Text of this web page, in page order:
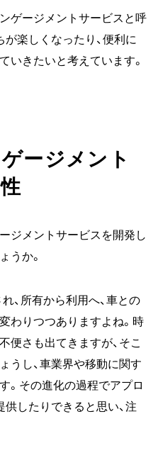
ゲージメントサービスと呼
が楽しくなったり、便利に
いきたいと考えています。
ージメント
ージメントサービスを開発し
うか。
、所有から利用へ、車との
わりつつありますよね。時
便さも出てきますが、そこ
うし、車業界や移動に関す
。その進化の過程でアプロ
供したりできると思い、注